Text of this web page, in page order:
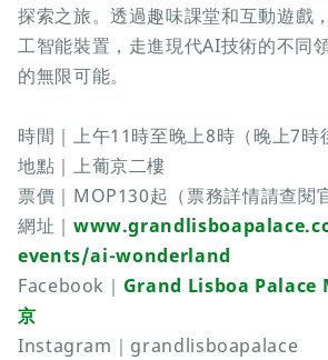
探索之旅。透過趣味課堂和互動遊戲
工智能裝置，走進現代AI技術的不同
的無限可能。
時間｜上午11時至晚上8時（晚上7時
地點｜上葡京二樓
票價｜MOP130起（票務詳情請查閱
網址｜
events/ai-wonderland
Facebook｜ Grand Lisboa Palace
京
Instagram｜grandlisboapalace